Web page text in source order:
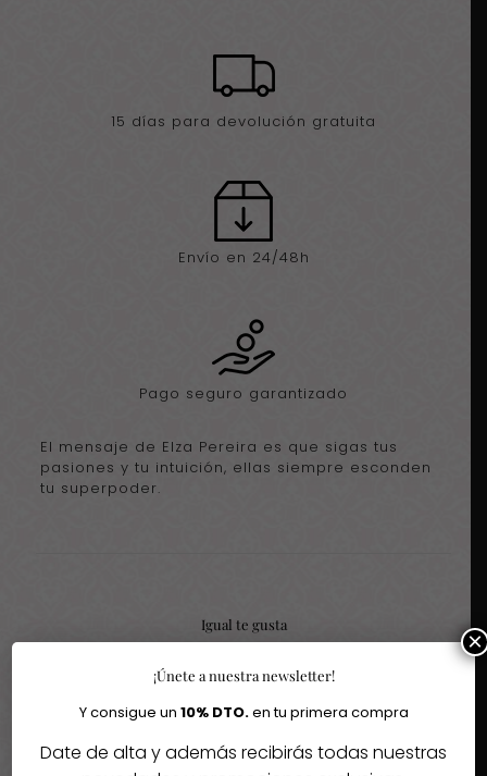
15 días para devolución gratuita
Envío en 24/48h
Pago seguro garantizado
El mensaje de Elza Pereira es que sigas tus
pasiones y tu intuición, ellas siempre esconden
tu superpoder.
Igual te gusta
Quizás te interesen estos fantásticos productos
¡Únete a nuestra newsletter!
Y consigue un 10% DTO.en tu primera compra
Date de alta y además recibirás todas nuestras
×